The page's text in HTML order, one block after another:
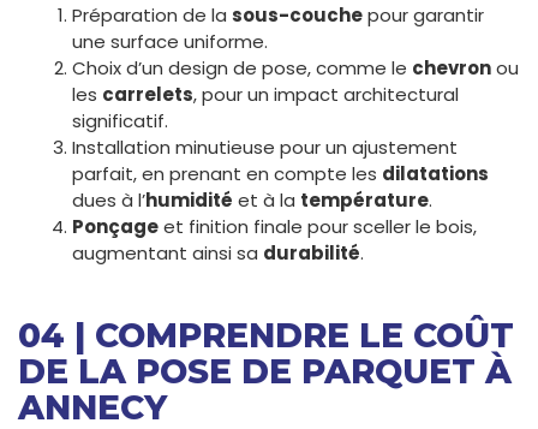
Préparation de la sous-couchepour garantir
une surface uniforme.
Choix d’un design de pose, comme le chevronou
les carrelets, pour un impact architectural
significatif.
Installation minutieuse pour un ajustement
parfait, en prenant en compte les dilatations
dues à l’humidité et à la température.
Ponçageet finition finale pour sceller le bois,
augmentant ainsi sa durabilité.
04 | COMPRENDRE LE COÛT
DE LA POSE DE PARQUET À
ANNECY